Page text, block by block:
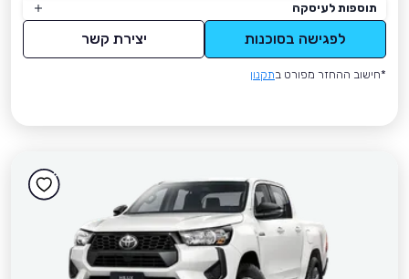
תוספות לעיסקה
לפגישה בסוכנות יצירת קשר
*חישוב ההחזר מפורט בתקנון